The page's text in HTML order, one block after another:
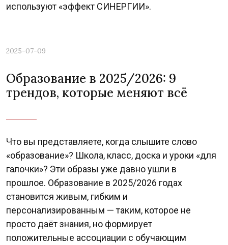
используют «эффект СИНЕРГИИ».
2025-07-09
Образование в 2025/2026: 9
трендов, которые меняют всё
Что вы представляете, когда слышите слово
«образование»? Школа, класс, доска и уроки «для
галочки»? Эти образы уже давно ушли в
прошлое. Образование в 2025/2026 годах
становится живым, гибким и
персонализированным — таким, которое не
просто даёт знания, но формирует
положительные ассоциации с обучающим